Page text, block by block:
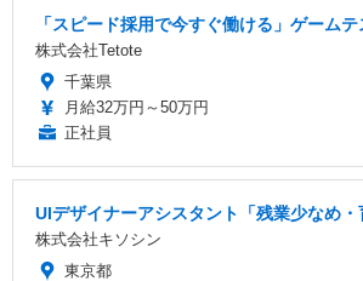
「スピード採用で今すぐ働ける」ゲーム
株式会社Tetote
千葉県
月給32万円～50万円
正社員
UIデザイナーアシスタント「残業少なめ
株式会社キソシン
東京都